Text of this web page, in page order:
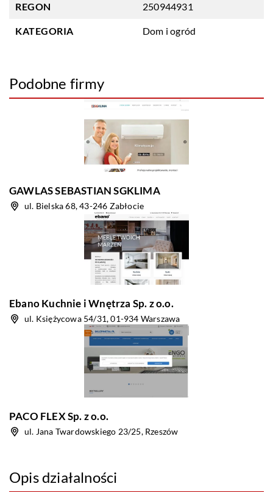
REGON 250944931
KATEGORIA Dom i ogród
Podobne firmy
GAWLAS SEBASTIAN SGKLIMA
ul. Bielska 68, 43-246 Zabłocie
Ebano Kuchnie i Wnętrza Sp. z o.o.
ul. Księżycowa 54/31, 01-934 Warszawa
PACO FLEX Sp. z o.o.
ul. Jana Twardowskiego 23/25, Rzeszów
Opis działalności